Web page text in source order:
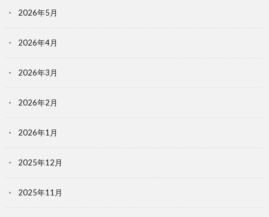
2026年5月
2026年4月
2026年3月
2026年2月
2026年1月
2025年12月
2025年11月